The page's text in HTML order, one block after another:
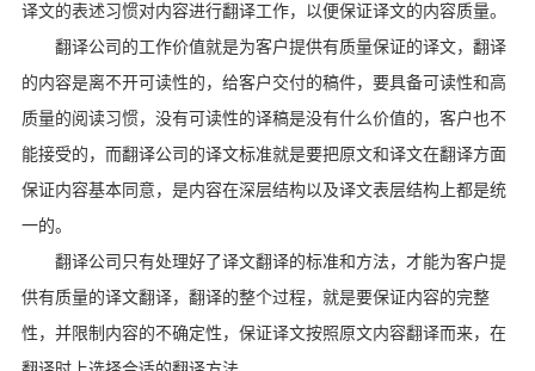
译文的表述习惯对内容进行翻译工作，以便保证译文的内容质量。
翻译公司的工作价值就是为客户提供有质量保证的译文，翻译
的内容是离不开可读性的，给客户交付的稿件，要具备可读性和高
质量的阅读习惯，没有可读性的译稿是没有什么价值的，客户也不
能接受的，而翻译公司的译文标准就是要把原文和译文在翻译方面
保证内容基本同意，是内容在深层结构以及译文表层结构上都是统
一的。
翻译公司只有处理好了译文翻译的标准和方法，才能为客户提
供有质量的译文翻译，翻译的整个过程，就是要保证内容的完整
性，并限制内容的不确定性，保证译文按照原文内容翻译而来，在